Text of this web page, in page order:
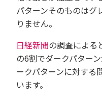
パターンそのものはグ
りません。
日経新聞の調査による
の6割でダークパター
ークパターンに対する
います。